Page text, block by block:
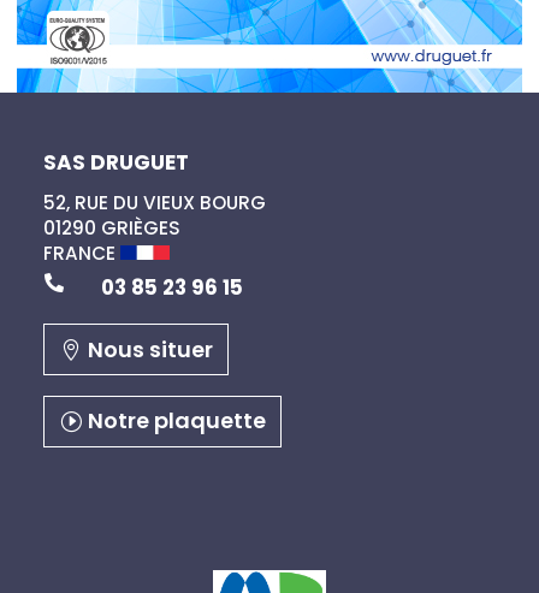
SAS DRUGUET
52, RUE DU VIEUX BOURG
01290 GRIÈGES
FRANCE
 03 85 23 96 15
Nous situer
Notre plaquette